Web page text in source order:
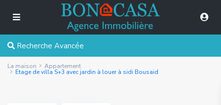
Recherche Avancée
La maison Appartement
Etage de villa S+3 avec jardin à louer à sidi Bousaid